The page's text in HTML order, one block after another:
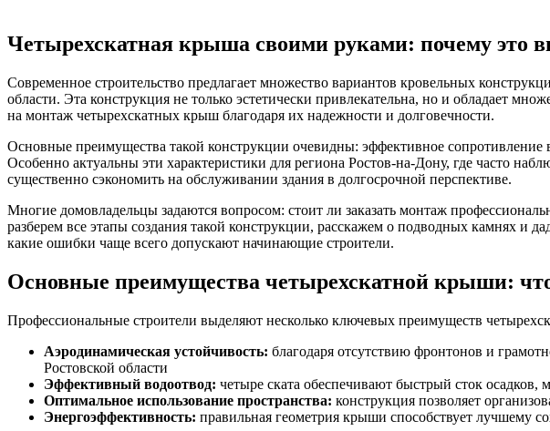
Четырехскатная крыша своими руками: почему это
Современное строительство предлагает множество вариантов кровельных
области. Эта конструкция не только эстетически привлекательна, но и обладает
на монтаж четырехскатных крыш благодаря их надежности и долговечности.
Основные преимущества такой конструкции очевидны: эффективное сопротивление
Особенно актуальны эти характеристики для региона Ростов-на-Дону, где часто
существенно сэкономить на обслуживании здания в долгосрочной перспективе.
Многие домовладельцы задаются вопросом: стоит ли заказать монтаж
разберем все этапы создания такой конструкции, расскажем о подводных камнях и
какие ошибки чаще всего допускают начинающие строители.
Основные преимущества четырехскатной крыши:
Профессиональные строители выделяют несколько ключевых преимуществ
Аэродинамическая устойчивость: благодаря отсутствию фронтонов и
Ростовской области
Эффективный водоотвод: четыре ската обеспечивают быстрый сток
Оптимальное использование пространства: конструкция позволяет
Энергоэффективность: правильная геометрия крыши способствует лучшему